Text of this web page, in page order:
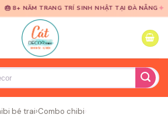
TRANG TRÍ SINH NHẬT TẠI ĐÀ NẴNG✦ 🎈 TƯ
bé trai›Combo chibi